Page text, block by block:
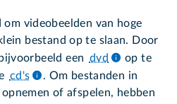
om videobeelden van hoge
bestand op te slaan. Door
een dvd
op te
cd's
. Om bestanden in
of afspelen, hebben